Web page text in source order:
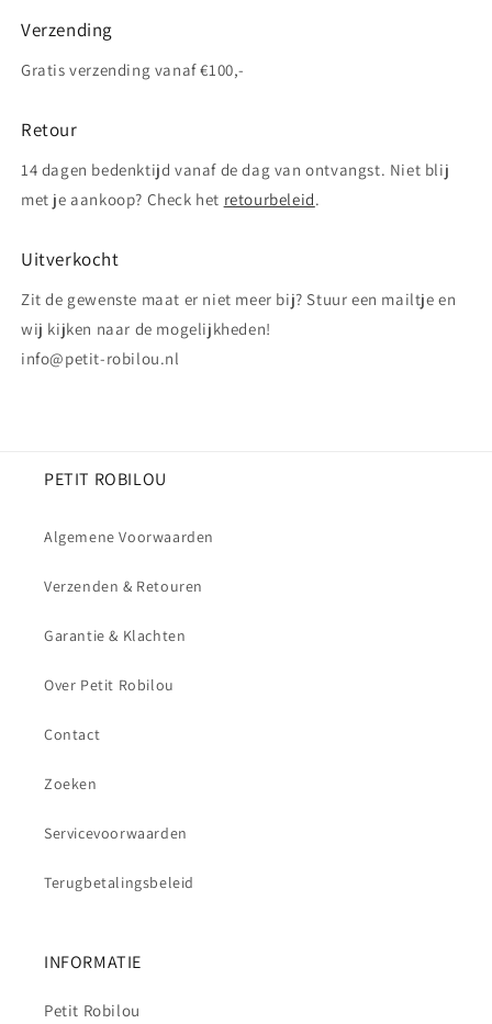
Verzending
Gratis verzending vanaf €100,-
Retour
14 dagen bedenktijd vanaf de dag van ontvangst. Niet blij
met je aankoop? Check het retourbeleid.
Uitverkocht
Zit de gewenste maat er niet meer bij? Stuur een mailtje en
wij kijken naar de mogelijkheden!
info@petit-robilou.nl
PETIT ROBILOU
Algemene Voorwaarden
Verzenden & Retouren
Garantie & Klachten
Over Petit Robilou
Contact
Zoeken
Servicevoorwaarden
Terugbetalingsbeleid
INFORMATIE
Petit Robilou